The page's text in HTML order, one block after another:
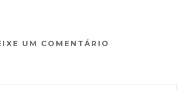
UM COMENTÁRIO